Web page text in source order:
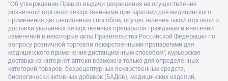
"Об утверждении Правил выдачи разрешения на осуществление
розничной торговли лекарственными препаратами для медицинского
применения дистанционным способом, осуществления такой торговли и
доставки указанных лекарственных препаратов гражданам и внесении
изменений в некоторые акты Правительства Российской Федерации по
вопросу розничной торговли лекарственными препаратами для
медицинского применения дистанционным способом", курьерская
доставка из интернет-аптеки возможна только для определённых
категорий товаров: безрецептурных лекарственных средств,
биологически активных добавок (БАДов), медицинских изделий,